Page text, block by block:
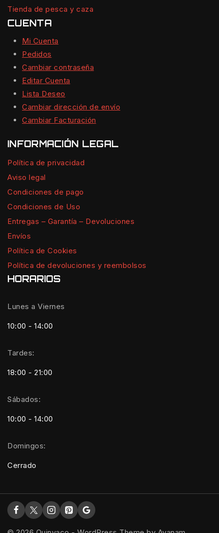
Tienda de pesca y caza
CUENTA
Mi Cuenta
Pedidos
Cambiar contraseña
Editar Cuenta
Lista Deseo
Cambiar dirección de envío
Cambiar Facturación
INFORMACIÓN LEGAL
Política de privacidad
Aviso legal
Condiciones de pago
Condiciones de Uso
Entregas – Garantía – Devoluciones
Envíos
Política de Cookies
Política de devoluciones y reembolsos
HORARIOS
Lunes a Viernes
10:00 - 14:00
Tardes:
18:00 - 21:00
Sábados:
10:00 - 14:00
Domingos:
Cerrado